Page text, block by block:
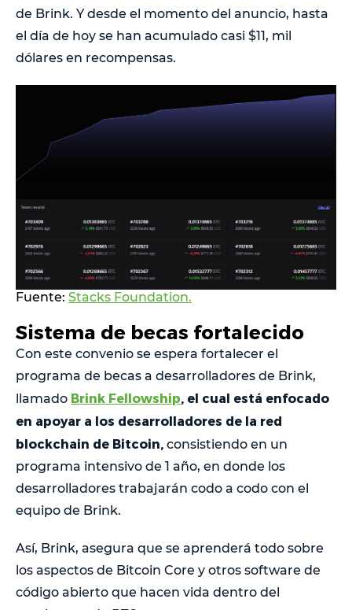
de Brink. Y desde el momento del anuncio, hasta
el día de hoy se han acumulado casi $11, mil
dólares en recompensas.
Fuente: Stacks Foundation.
Sistema de becas fortalecido
Con este convenio se espera fortalecer el
programa de becas a desarrolladores de Brink,
llamado Brink Fellowship el cual está enfocado
en apoyar a los desarrolladores de la red
blockchain de Bitcoin, consistiendo en un
programa intensivo de 1 año, en donde los
desarrolladores trabajarán codo a codo con el
equipo de Brink.
Así, Brink, asegura que se aprenderá todo sobre
los aspectos de Bitcoin Core y otros software de
código abierto que hacen vida dentro del